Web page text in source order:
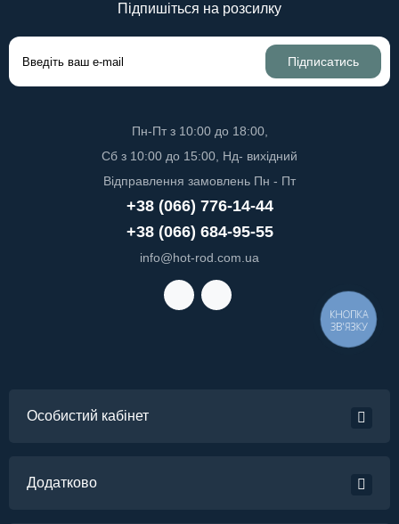
Підпишіться на розсилку
Підписатись
Пн-Пт з 10:00 до 18:00,
Сб з 10:00 до 15:00, Нд- вихідний
Відправлення замовлень Пн - Пт
+38 (066) 776-14-44
+38 (066) 684-95-55
info@hot-rod.com.ua
Особистий кабінет
Додатково
КНОПКА
ЗВ'ЯЗКУ